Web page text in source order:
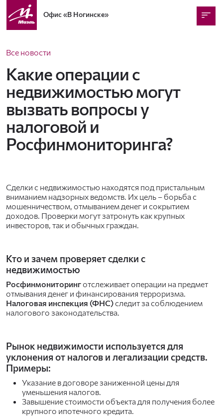
Офис«В Ногинске»
Все новости
Какие операции с
недвижимостью могут
вызвать вопросы у
налоговой и
Росфинмониторинга?
Сделки с недвижимостью находятся под пристальным
вниманием надзорных ведомств. Их цель – борьба с
мошенничеством, отмыванием денег и сокрытием
доходов. Проверки могут затронуть как крупных
инвесторов, так и обычных граждан.
Кто и зачем проверяет сделки с
недвижимостью
Росфинмониторинг отслеживает операции на предмет
отмывания денег и финансирования терроризма.
Налоговая инспекция (ФНС) следит за соблюдением
налогового законодательства.
Рынок недвижимости используется для
уклонения от налогов и легализации средств.
Примеры:
Указание в договоре заниженной цены для
уменьшения налогов.
Завышение стоимости объекта для получения более
крупного ипотечного кредита.